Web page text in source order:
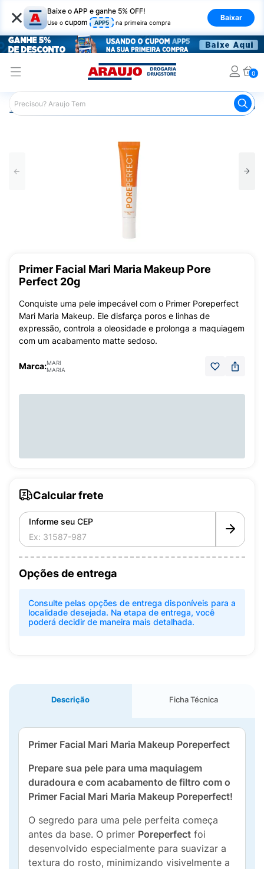
× Baixe o APP e ganhe 5% OFF!
Use o cupom APP5 na primeira compra
Baixar
0
Araujo Beleza e Cuidados Cuidados com o Rosto
Primer Facial Mari Maria Makeup Pore
Perfect 20g
Conquiste uma pele impecável com o Primer Poreperfect
Mari Maria Makeup. Ele disfarça poros e linhas de
expressão, controla a oleosidade e prolonga a maquiagem
com um acabamento matte sedoso.
Marca:MARI
MARIA
Calcular frete
Informe seu CEP
Opções de entrega
Consulte pelas opções de entrega disponíveis para a
localidade desejada. Na etapa de entrega, você
poderá decidir de maneira mais detalhada.
Descrição Ficha Técnica
Primer Facial Mari Maria Makeup Poreperfect
Prepare sua pele para uma maquiagem
duradoura e com acabamento de filtro com o
Primer Facial Mari Maria Makeup Poreperfect!
O segredo para uma pele perfeita começa
antes da base. O primer Poreperfect foi
desenvolvido especialmente para suavizar a
textura do rosto, minimizando visivelmente a